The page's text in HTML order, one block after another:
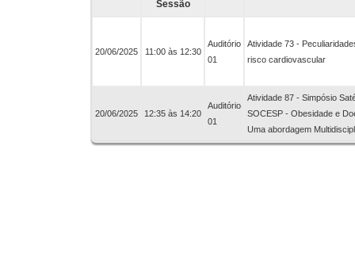
Sessão
20/06/2025 11:00 às 12:30
Auditório
01
Atividade 73 -
risco cardiovascular
20/06/2025 12:35 às 14:20
Auditório
01
Atividade 87 - Simpósio
SOCESP - Obesidade e
Uma abordagem